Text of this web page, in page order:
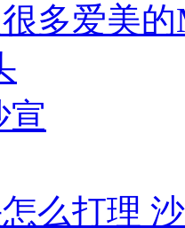
多爱美
么打理